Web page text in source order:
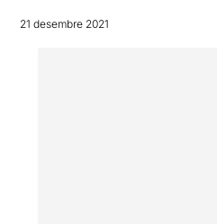
21 desembre 2021